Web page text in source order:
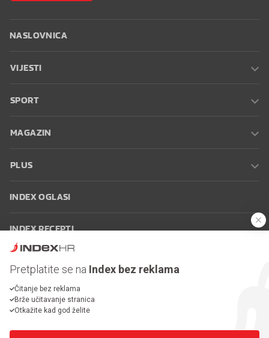
NASLOVNICA
VIJESTI
SPORT
MAGAZIN
PLUS
INDEX OGLASI
INDEX RECEPTI
Oglašavanje Zaposli se na Indexu
korištenja
Postavke kolačića
Pretplatite se na Index bez reklama
Čitanje bez reklama
Brže učitavanje stranica
Otkažite kad god želite